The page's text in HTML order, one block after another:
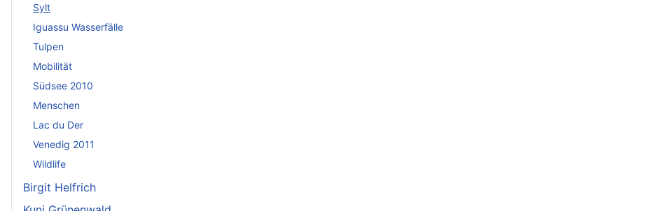
Sylt
Iguassu Wasserfälle
Tulpen
Mobilität
Südsee 2010
Menschen
Lac du Der
Venedig 2011
Wildlife
Birgit Helfrich